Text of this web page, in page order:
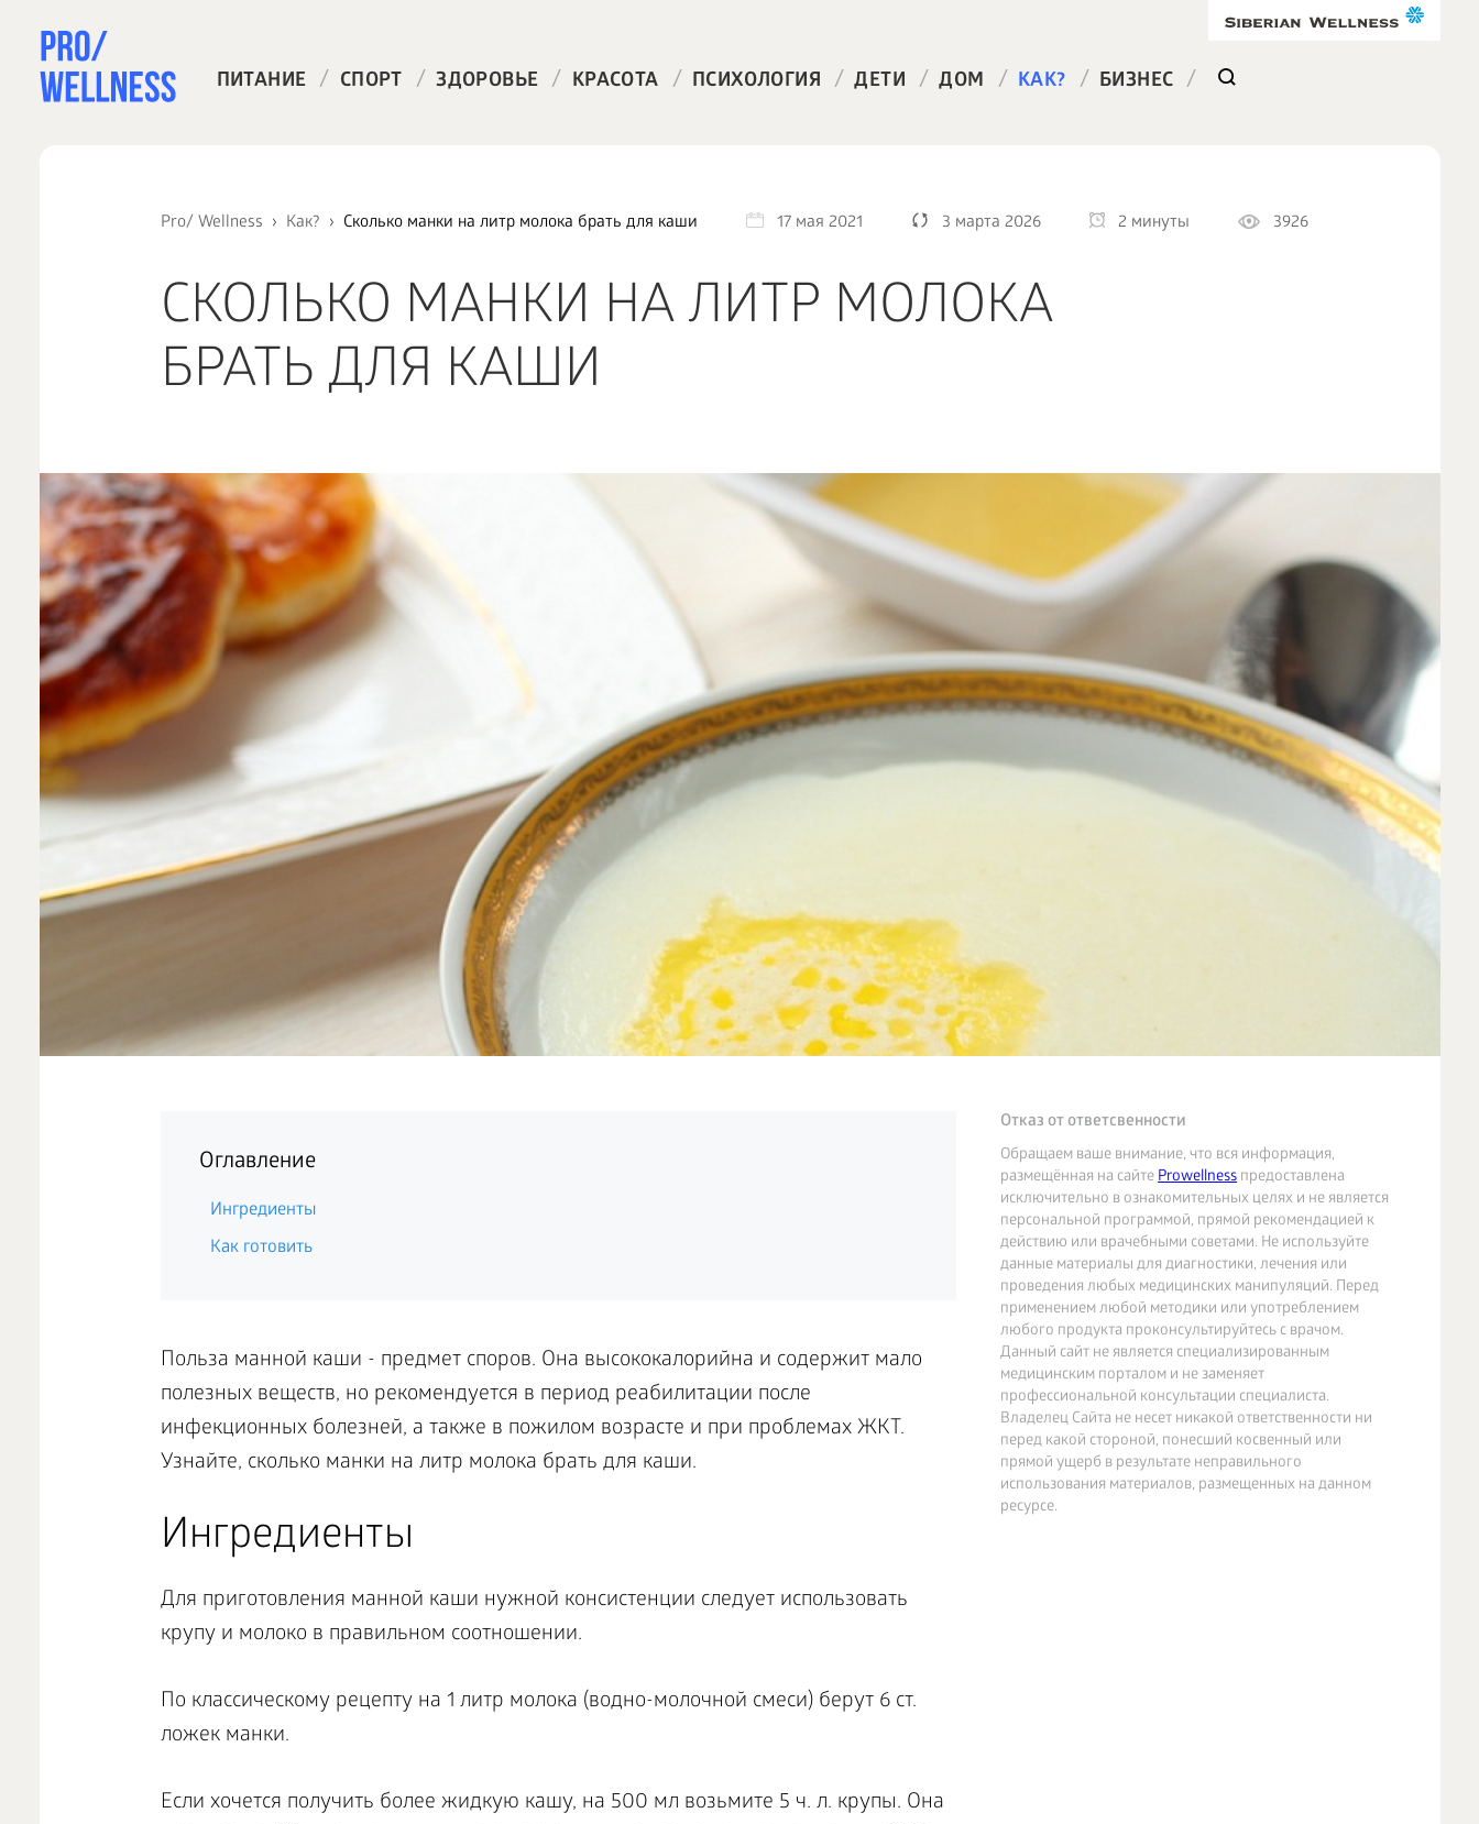
ПИТАНИЕ / СПОРТ / ЗДОРОВЬЕ / КРАСОТА / ПСИХОЛОГИЯ / ДЕТИ / ДОМ / КАК? / БИЗНЕС /
Pro/ Wellness Как? Сколько манки на литр молока брать для каши 17 мая 2021 3 марта 2026 2 минуты 3926
СКОЛЬКО МАНКИ НА ЛИТР МОЛОКА
БРАТЬ ДЛЯ КАШИ
Отказ от ответсвенности
Обращаем ваше внимание, что вся информация,
размещённая на сайтеProwellnessпредоставлена
исключительно в ознакомительных целях и не является
персональной программой, прямой рекомендацией к
действию или врачебными советами. Не используйте
данные материалы для диагностики, лечения или
проведения любых медицинских манипуляций. Перед
применением любой методики или употреблением
любого продукта проконсультируйтесь с врачом.
Данный сайт не является специализированным
медицинским порталом и не заменяет
профессиональной консультации специалиста.
Владелец Сайта не несет никакой ответственности ни
перед какой стороной, понесший косвенный или
прямой ущерб в результате неправильного
использования материалов, размещенных на данном
ресурсе.
Оглавление
Ингредиенты
Как готовить
Польза манной каши - предмет споров. Она высококалорийна и содержит мало
полезных веществ, но рекомендуется в период реабилитации после
инфекционных болезней, а также в пожилом возрасте и при проблемах ЖКТ.
Узнайте, сколько манки на литр молока брать для каши.
Ингредиенты
Для приготовления манной каши нужной консистенции следует использовать
крупу и молоко в правильном соотношении.
По классическому рецепту на 1 литр молока (водно-молочной смеси) берут 6 ст.
ложек манки.
Если хочется получить более жидкую кашу, на 500 мл возьмите 5 ч. л. крупы. Она